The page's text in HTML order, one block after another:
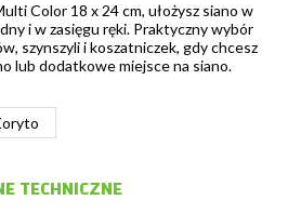
Color 18 x 24 cm, ułożysz siano w
i w zasięgu ręki. Praktyczny wybór
szynszyli i koszatniczek, gdy chcesz
lub dodatkowe miejsce na siano.
TECHNICZNE